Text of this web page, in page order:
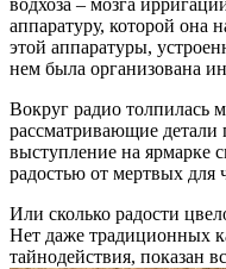
водхоза – мозга
аппаратуру, которой она
этой аппаратуры,
нем была организована
Вокруг радио толпилась
рассматривающие
выступление на ярмарке
радостью от мертвых для
Или сколько радости
Нет даже традиционных
тайнодействия, показан